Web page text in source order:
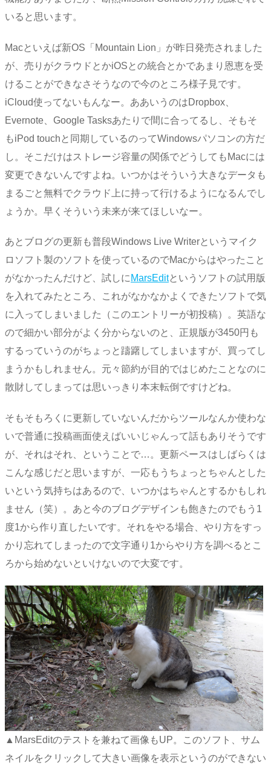
いると思います。
Macといえば新OS「Mountain Lion」が昨日発売されました
が、売りがクラウドとかiOSとの統合とかであまり恩恵を受
けることができなさそうなので今のところ様子見です。
iCloud使ってないもんなー。ああいうのはDropbox、
Evernote、Google Tasksあたりで間に合ってるし、そもそ
もiPod touchと同期しているのってWindowsパソコンの方だ
し。そこだけはストレージ容量の関係でどうしてもMacには
変更できないんですよね。いつかはそういう大きなデータも
まるごと無料でクラウド上に持って行けるようになるんでし
ょうか。早くそういう未来が来てほしいなー。
あとブログの更新も普段Windows Live Writerというマイク
ロソフト製のソフトを使っているのでMacからはやったこと
がなかったんだけど、試しに MarsEditというソフトの試用版
を入れてみたところ、これがなかなかよくできたソフトで気
に入ってしまいました（このエントリーが初投稿）。英語な
ので細かい部分がよく分からないのと、正規版が3450円も
するっていうのがちょっと躊躇してしまいますが、買ってし
まうかもしれません。元々節約が目的ではじめたことなのに
散財してしまっては思いっきり本末転倒ですけどね。
そもそもろくに更新していないんだからツールなんか使わな
いで普通に投稿画面使えばいいじゃんって話もありそうです
が、それはそれ、ということで…。更新ペースはしばらくは
こんな感じだと思いますが、一応もうちょっとちゃんとした
いという気持ちはあるので、いつかはちゃんとするかもしれ
ません（笑）。あと今のブログデザインも飽きたのでもう1
度1から作り直したいです。それをやる場合、やり方をすっ
かり忘れてしまったので文字通り1からやり方を調べるとこ
ろから始めないといけないので大変です。
▲MarsEditのテストを兼ねて画像もUP。このソフト、サム
ネイルをクリックして大きい画像を表示というのができない